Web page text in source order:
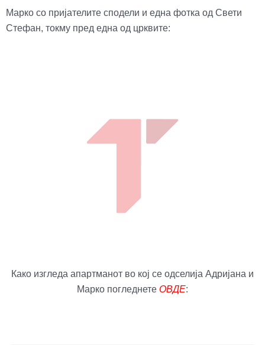
Марко со пријателите сподели и една фотка од Свети
Стефан, токму пред една од црквите:
Како изгледа апартманот во кој се одселија Адријана и
Марко погледнете ОВДЕ: